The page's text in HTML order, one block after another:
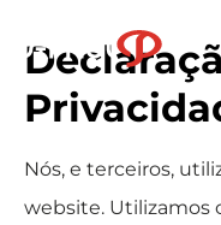
Logo
Nós, e terceiros,
website. Utilizamos